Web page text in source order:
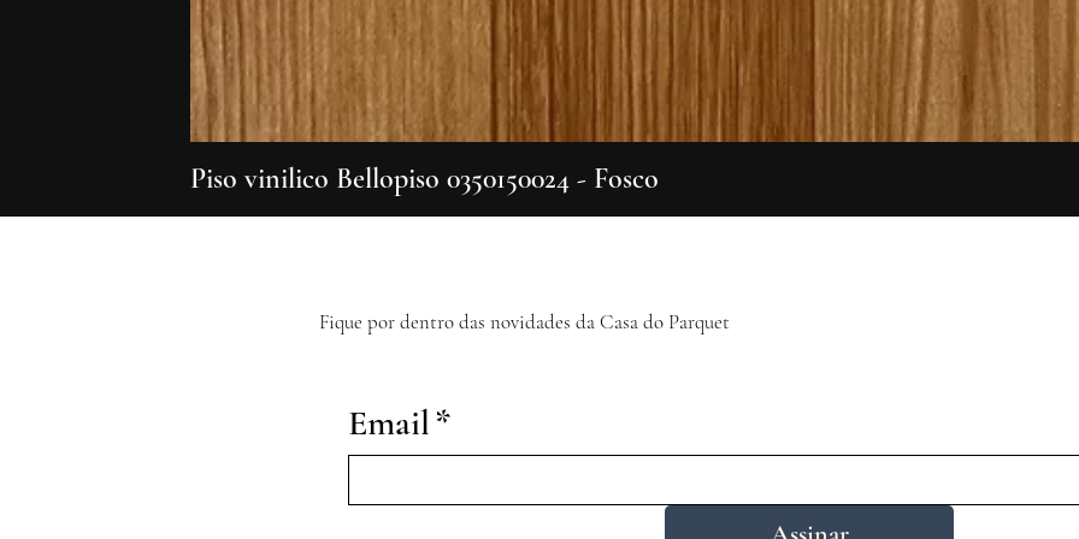
Piso vinilico Bellopiso 0350150024 - Fosco
Email*
Fique por dentro das novidades da Casa do Parquet